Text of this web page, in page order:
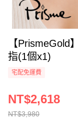
【PrismeGold
指(1個x1)
宅配免運費
NT$3,980
NT$2,618